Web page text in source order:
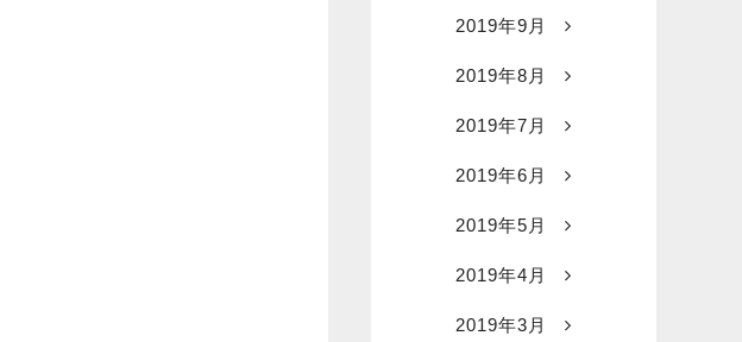
2019年9月
2019年8月
2019年7月
2019年6月
2019年5月
2019年4月
2019年3月